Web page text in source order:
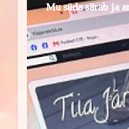
Mu süda särab ja